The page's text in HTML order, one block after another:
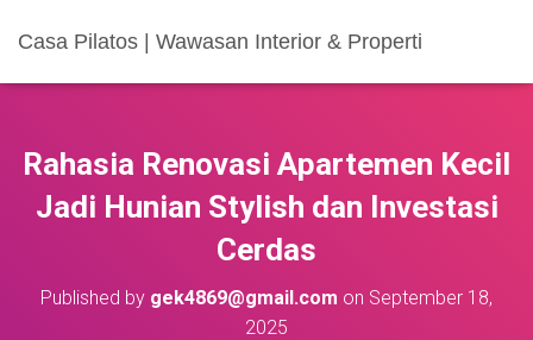
Casa Pilatos | Wawasan Interior & Properti
Rahasia Renovasi Apartemen Kecil
Jadi Hunian Stylish dan Investasi
Cerdas
Published by gek4869@gmail.com on September 18,
2025